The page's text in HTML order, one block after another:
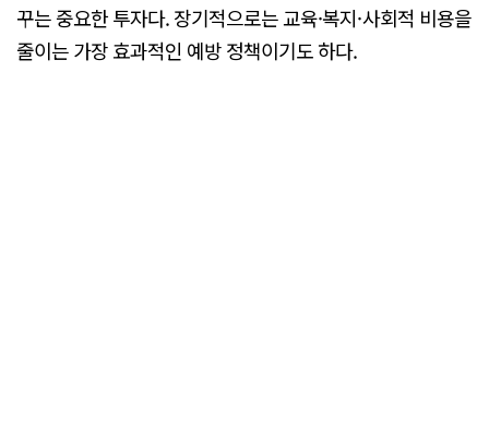
꾸는 중요한 투자다. 장기적으로는 교육·복지·사회적 비용을
줄이는 가장 효과적인 예방 정책이기도 하다.